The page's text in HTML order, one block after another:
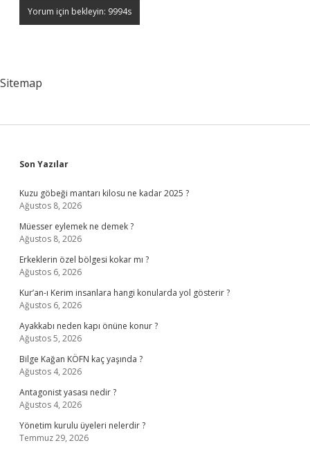
Sitemap
Sidebar
Son Yazılar
Kuzu göbeği mantarı kilosu ne kadar 2025 ?
Ağustos 8, 2026
Müesser eylemek ne demek ?
Ağustos 8, 2026
Erkeklerin özel bölgesi kokar mı ?
Ağustos 6, 2026
Kur’an-ı Kerim insanlara hangi konularda yol gösterir ?
Ağustos 6, 2026
Ayakkabı neden kapı önüne konur ?
Ağustos 5, 2026
Bilge Kağan KÖFN kaç yaşında ?
Ağustos 4, 2026
Antagonist yasası nedir ?
Ağustos 4, 2026
Yönetim kurulu üyeleri nelerdir ?
Temmuz 29, 2026